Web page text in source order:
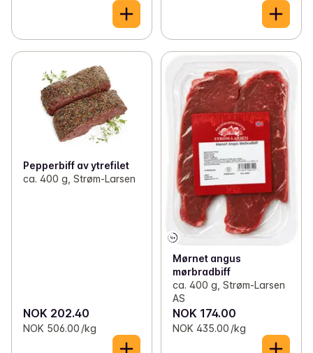
Pepperbiff av ytrefilet
ca. 400 g, Strøm-Larsen
NOK 202.40
NOK 506.00 /kg
Mørnet angus
mørbradbiff
ca. 400 g, Strøm-Larsen
AS
NOK 174.00
NOK 435.00 /kg